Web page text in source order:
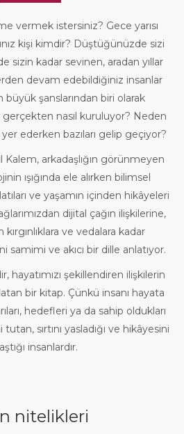
vermek istersiniz? Gece yarısı
kişi kimdir? Düştüğünüzde sizi
sizin kadar sevinen, aradan yıllar
devam edebildiğiniz insanlar
büyük şanslarından biri olarak
nasıl kuruluyor? Neden
ederken bazıları gelip geçiyor?
arkadaşlığın görünmeyen
ışığında ele alırken bilimsel
ve yaşamın içinden hikâyeleri
dijital çağın ilişkilerine,
ve vedalara kadar
samimi ve akıcı bir dille anlatıyor.
hayatımızı şekillendiren ilişkilerin
bir kitap. Çünkü insanı hayata
hedefleri ya da sahip oldukları
sırtını yasladığı ve hikâyesini
insanlardır.
nitelikleri